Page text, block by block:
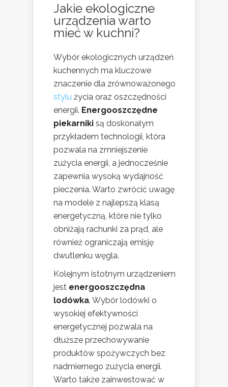
Jakie ekologiczne
urządzenia warto
mieć w kuchni?
Wybór ekologicznych urządzeń
kuchennych ma kluczowe
znaczenie dla zrównoważonego
stylu życia oraz oszczędności
energii. Energooszczędne
piekarniki są doskonałym
przykładem technologii, która
pozwala na zmniejszenie
zużycia energii, a jednocześnie
zapewnia wysoką wydajność
pieczenia. Warto zwrócić uwagę
na modele z najlepszą klasą
energetyczną, które nie tylko
obniżają rachunki za prąd, ale
również ograniczają emisję
dwutlenku węgla.
Kolejnym istotnym urządzeniem
jest energooszczędna
lodówka. Wybór lodówki o
wysokiej efektywności
energetycznej pozwala na
dłuższe przechowywanie
produktów spożywczych bez
nadmiernego zużycia energii.
Warto także zainwestować w